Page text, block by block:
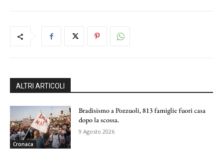
ALTRI ARTICOLI
Cronaca
Bradisismo a Pozzuoli, 813 famiglie fuori casa
dopo la scossa.
9 Agosto 2026